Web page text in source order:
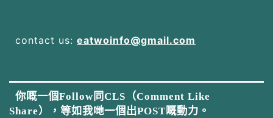
contact us: eatwoinfo@gmail.com
你嘅一個Follow同CLS（Comment Like
Share），等如我哋一個出POST嘅動力。